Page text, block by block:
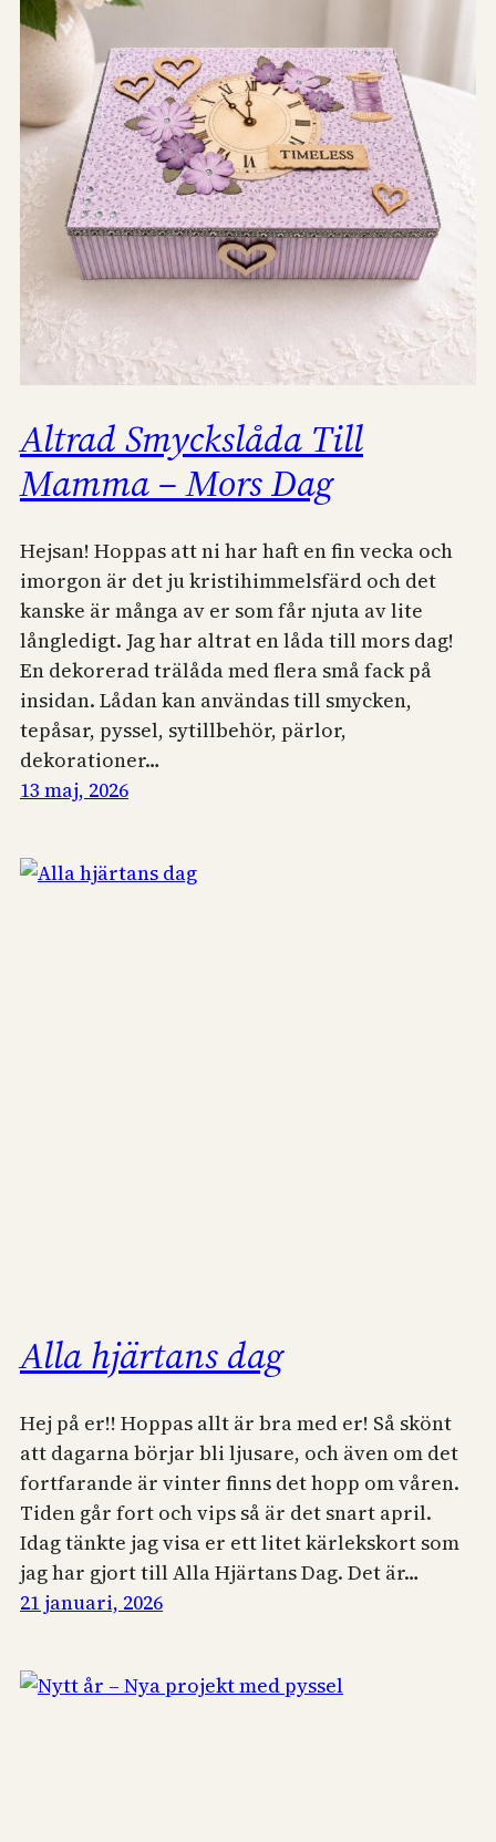
Altrad Smyckslåda Till
Mamma – Mors Dag
Hejsan! Hoppas att ni har haft en fin vecka och
imorgon är det ju kristihimmelsfärd och det
kanske är många av er som får njuta av lite
långledigt. Jag har altrat en låda till mors dag!
En dekorerad trälåda med flera små fack på
insidan. Lådan kan användas till smycken,
tepåsar, pyssel, sytillbehör, pärlor,
dekorationer…
13 maj, 2026
Alla hjärtans dag
Hej på er!! Hoppas allt är bra med er! Så skönt
att dagarna börjar bli ljusare, och även om det
fortfarande är vinter finns det hopp om våren.
Tiden går fort och vips så är det snart april.
Idag tänkte jag visa er ett litet kärlekskort som
jag har gjort till Alla Hjärtans Dag. Det är…
21 januari, 2026